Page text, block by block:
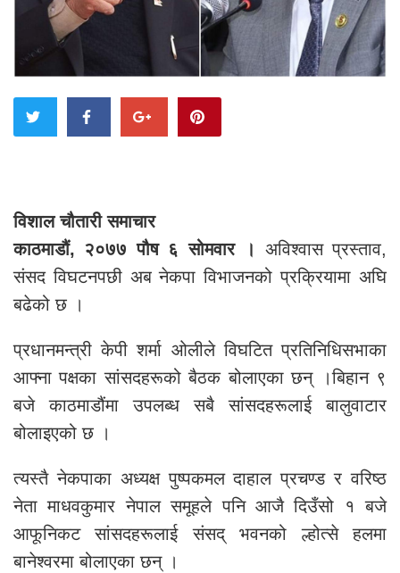
विशाल चौतारी समाचार
काठमाडौं, २०७७ पौष ६ सोमवार ।
अविश्वास प्रस्ताव,
संसद विघटनपछी अब नेकपा विभाजनको प्रक्रियामा अघि
बढेको छ ।
प्रधानमन्त्री केपी शर्मा ओलीले विघटित प्रतिनिधिसभाका
आफ्ना पक्षका सांसदहरूको बैठक बोलाएका छन् ।बिहान ९
बजे काठमाडौंमा उपलब्ध सबै सांसदहरूलाई बालुवाटार
बोलाइएको छ ।
त्यस्तै नेकपाका अध्यक्ष पुष्पकमल दाहाल प्रचण्ड र वरिष्ठ
नेता माधवकुमार नेपाल समूहले पनि आजै दिउँसो १ बजे
आफूनिकट सांसदहरूलाई संसद् भवनको ल्होत्से हलमा
बानेश्वरमा बोलाएका छन् ।